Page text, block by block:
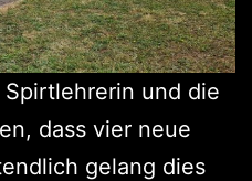
und die
dass vier neue
gelang dies